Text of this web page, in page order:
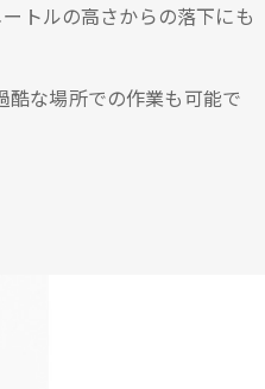
トルの高さからの落下にも
な場所での作業も可能で